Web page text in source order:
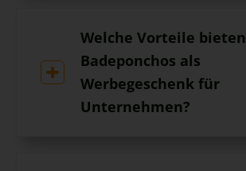
Welche Vorteile bieten
Badeponchos als
Werbegeschenk für
Unternehmen?